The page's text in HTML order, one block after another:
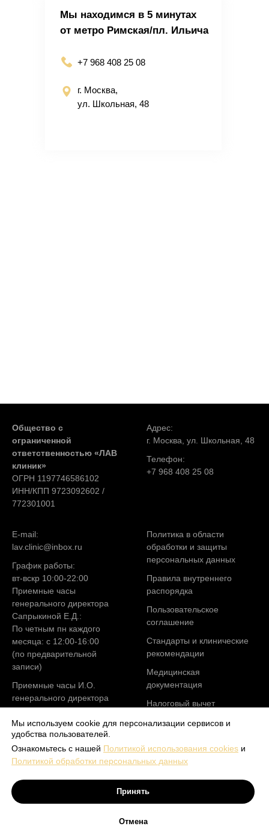
Мы используем cookie для персонализации сервисов и
удобства пользователей.
Ознакомьтесь с нашей Политикой использования cookies и
Политикой обработки персональных данных
Принять
Отмена
Мы находимся в 5 минутах
от метро Римская/пл. Ильича
+7 968 408 25 08
г. Москва,
ул. Школьная, 48
Общество с
ограниченной
ответственностью «ЛАВ
клиник»
ОГРН 1197746586102
ИНН/КПП 9723092602 /
772301001
Адрес:
г. Москва, ул. Школьная, 48
Телефон:
+7 968 408 25 08
E-mail:
lav.clinic@inbox.ru
График работы:
вт-вскр 10:00-22:00
Приемные часы
генерального директора
Сапрыкиной Е.Д.:
По четным пн каждого
месяца: с 12:00-16:00
(по предварительной
записи)
Приемные часы И.О.
генерального директора
Лаврентьевой Э.А.
По четным пн каждого
месяца: с 12:00-16:00
(по предварительной
записи)
Политика в области
обработки и защиты
персональных данных
Правила внутреннего
распорядка
Пользовательское
соглашение
Стандарты и клинические
рекомендации
Медицинская
документация
Налоговый вычет